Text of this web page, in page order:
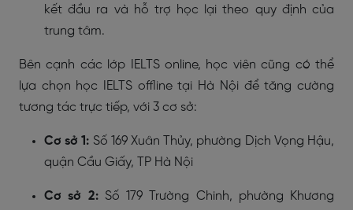
kết đầu ra và hỗ trợ học lại theo quy định của
trung tâm.
Bên cạnh các lớp IELTS online, học viên cũng có thể
lựa chọn học IELTS offline tại Hà Nội để tăng cường
tương tác trực tiếp, với 3 cơ sở:
Cơ sở 1: Số 169 Xuân Thủy, phường Dịch Vọng Hậu,
quận Cầu Giấy, TP Hà Nội
Cơ sở 2:Số 179 Trường Chinh, phường Khương